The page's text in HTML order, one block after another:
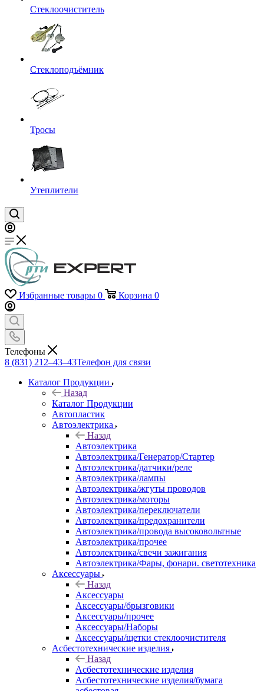
Стеклоочиститель
Стеклоподъёмник
Тросы
Утеплители
Избранные товары 0 Корзина 0
Телефоны
8 (831) 212–43–43Телефон для связи
Каталог Продукции
Назад
Каталог Продукции
Автопластик
Автоэлектрика
Назад
Автоэлектрика
Автоэлектрика/Генератор/Стартер
Автоэлектрика/датчики/реле
Автоэлектрика/лампы
Автоэлектрика/жгуты проводов
Автоэлектрика/моторы
Автоэлектрика/переключатели
Автоэлектрика/предохранители
Автоэлектрика/провода высоковольтные
Автоэлектрика/прочее
Автоэлектрика/свечи зажигания
Автоэлектрика/Фары, фонари. светотехника
Аксессуары
Назад
Аксессуары
Аксессуары/брызговики
Аксессуары/прочее
Аксессуары/Наборы
Аксессуары/щетки стеклоочистителя
Асбестотехнические изделия
Назад
Асбестотехнические изделия
Асбестотехнические изделия/бумага